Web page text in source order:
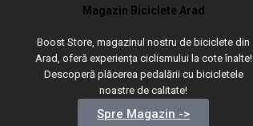
Magazin Biciclete Arad
Boost Store, magazinul nostru de biciclete din
Arad, oferă experiența ciclismului la cote înalte!
Descoperă plăcerea pedalării cu bicicletele
noastre de calitate!
Spre Magazin ->